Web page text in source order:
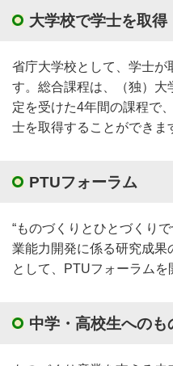
大学校で学士を取得
省庁大学校として、学士
す。総合課程は、（独）
定を受けた4年間の課程で
士を取得することができま
PTUフォーラム
“ものづくりとひとづくり
業能力開発に係る研究成果
として、PTUフォーラムを
中学・高校生へのも